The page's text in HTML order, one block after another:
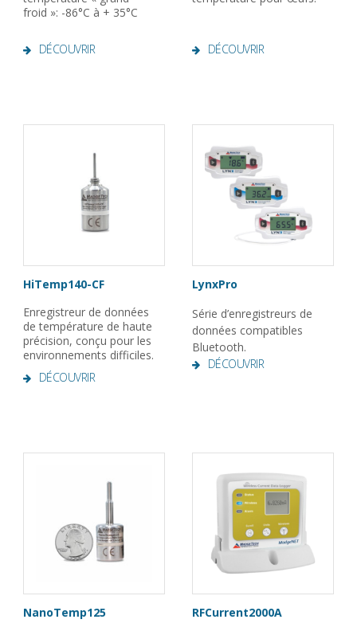
froid »: -86°C à + 35°C
DÉCOUVRIR DÉCOUVRIR
HiTemp140-CF
Enregistreur de données
de température de haute
précision, conçu pour les
environnements difficiles.
DÉCOUVRIR
LynxPro
Série d’enregistreurs de
données compatibles
Bluetooth.
DÉCOUVRIR
NanoTemp125
RFCurrent2000A